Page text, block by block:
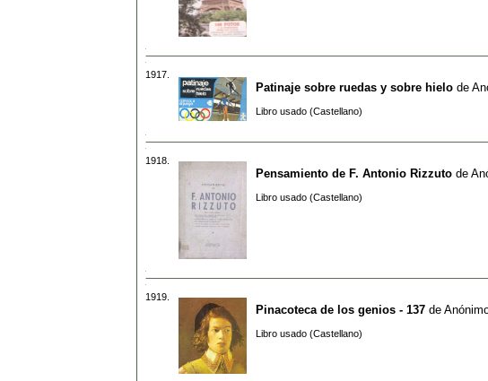
1917.
Patinaje sobre ruedas y sobre hielo de
Libro usado (Castellano)
1918.
Pensamiento de F. Antonio Rizzuto de
Libro usado (Castellano)
1919.
Pinacoteca de los genios - 137 de
Libro usado (Castellano)